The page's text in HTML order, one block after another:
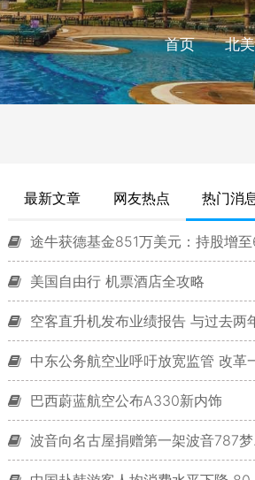
首页 北
最新文章 网友热点 热门消
途牛获德基金851万美元：持股增至
美国自由行 机票酒店全攻略
空客直升机发布业绩报告 与过去两年基本持
中东公务航空业呼吁放宽监管 改革一刀切政
巴西蔚蓝航空公布A330新内饰
波音向名古屋捐赠第一架波音787梦想飞机